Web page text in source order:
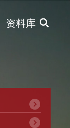
X
资料库